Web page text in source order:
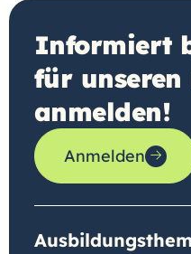
Informiert
für unseren
anmelden!
Anmelden